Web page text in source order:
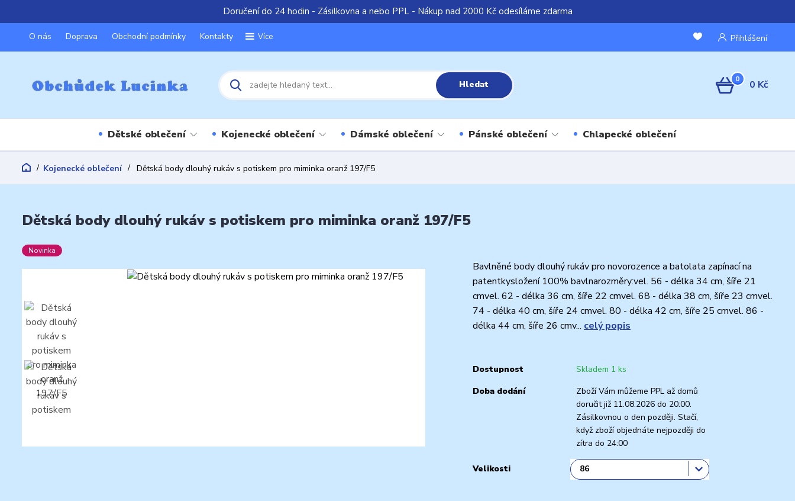
Doručení do 24 hodin - Zásilkovna a nebo PPL - Nákup nad 2000 Kč odesíláme zdarma
O nás Doprava Obchodní podmínky Kontakty Více Přihlášení
Hledat 0 0 Kč
Dětské oblečení Kojenecké oblečení Dámské oblečení Pánské oblečení Chlapecké oblečení
Kojenecké oblečení Dětská body dlouhý rukáv s potiskem pro miminka oranž 197/F5
Dětská body dlouhý rukáv s potiskem pro miminka oranž 197/F5
Novinka
Bavlněné body dlouhý rukáv pro novorozence a batolata zapínací na
patentkysložení 100% bavlnarozměry:vel. 56 - délka 34 cm, šíře 21
cmvel. 62 - délka 36 cm, šíře 22 cmvel. 68 - délka 38 cm, šíře 23 cmvel.
74 - délka 40 cm, šíře 24 cmvel. 80 - délka 42 cm, šíře 25 cmvel. 86 -
délka 44 cm, šíře 26 cmv... celý popis
Dostupnost
Skladem 1 ks
Doba dodání
Zboží Vám můžeme PPL až domů
doručit již 11.08.2026 do 20:00.
Zásilkovnou o den později. Stačí,
když zboží objednáte nejpozději do
zítra do 24:00
Velikosti